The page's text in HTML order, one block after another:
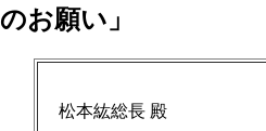
のお願い」
松本紘総長 殿